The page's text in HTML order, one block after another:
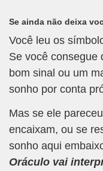
Se ainda não deixa
Você leu os
Se você consegue
bom sinal ou um
sonho por conta
Mas se ele
encaixam, ou se
sonho aqui
Oráculo vai